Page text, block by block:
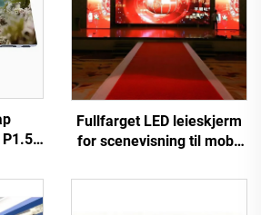
P1.56
for
Fullfarget LED leieskjerm
for scenevisning til mobil